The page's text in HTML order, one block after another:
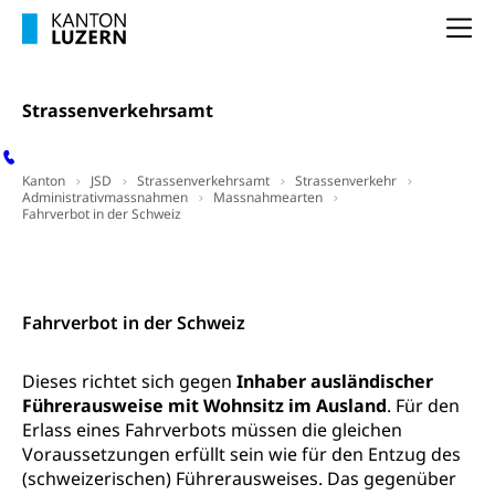
Strassenverkehrsamt
Kanton JSD Strassenverkehrsamt
Strassenverkehr
Administrativmassnahmen
Massnahmearten
Fahrverbot in der Schweiz
Fahrverbot in der Schweiz
Dieses richtet sich gegen Inhaber ausländischer
Führerausweise mit Wohnsitz im Ausland. Für den
Erlass eines Fahrverbots müssen die gleichen
Voraussetzungen erfüllt sein wie für den Entzug des
(schweizerischen) Führerausweises. Das gegenüber
Altersvorsorge (gruezi.lu.ch)
Wissenschaftsförderung
Wissenschaft, Forschung, Entwicklung, Projekte
Innovative Projekte Landwirtschaft und
Umschulung, zweiter Bildungsweg,
Nachdiplomstudium, Zusatzlehre, Höhere
Berufsabschluss für Erwachsene
Bildungsgutscheine Grundkompetenzen
Bildung & Berufsabschluss für Erwachsene
Fachperson Betreuung (verkürzte
Lehre, Berufsfachschule, Lehrbetrieb, Lehrvertrag,
Berufsberatung, Qualifikationsverfahren,
Berufswahl & Berufsberatung, Schnupperlehre und
Lehrstellensuche, Berufsmaturität,
Brückenangebote, Zugewanderte & Arbeitsmarkt,